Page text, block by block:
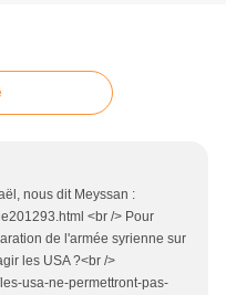
nous dit Meyssan :
<br /> Pour
de l'armée syrienne sur
les USA ?<br />
usa-ne-permettront-pas-